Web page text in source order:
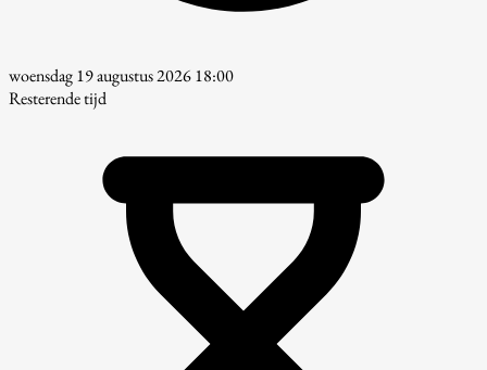
woensdag 19 augustus 2026 18:00
Resterende tijd